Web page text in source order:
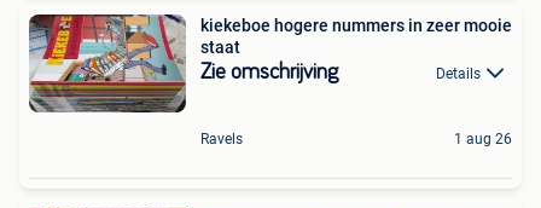
kiekeboe hogere nummers in zeer mooie
staat
Zie omschrijving Details
Ravels 1 aug 26